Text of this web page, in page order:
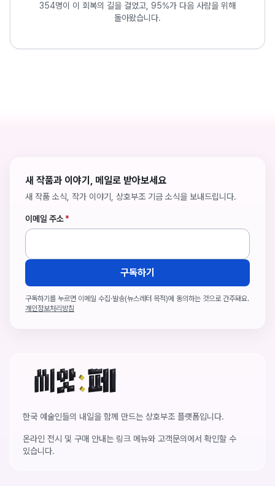
354명이 이 회복의 길을 걸었고, 95%가 다음 사람을 위해
돌아왔습니다.
새 작품과 이야기, 메일로 받아보세요
새 작품 소식, 작가 이야기, 상호부조 기금 소식을 보내드립니다.
이메일 주소*
구독하기
구독하기를 누르면 이메일 수집·발송(뉴스레터 목적)에 동의하는 것으로 간주돼요.
개인정보처리방침
씨앗페 온라인 홈
한국 예술인들의 내일을 함께 만드는 상호부조 플랫폼입니다.
온라인 전시 및 구매 안내는 링크 메뉴와 고객문의에서 확인할 수
있습니다.